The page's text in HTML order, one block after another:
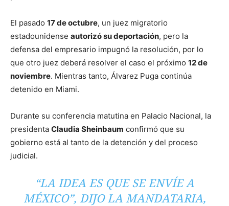
El pasado 17 de octubre, un juez migratorio
estadounidense autorizó su deportación, pero la
defensa del empresario impugnó la resolución, por lo
que otro juez deberá resolver el caso el próximo 12 de
noviembre. Mientras tanto, Álvarez Puga continúa
detenido en Miami.
Durante su conferencia matutina en Palacio Nacional, la
presidenta Claudia Sheinbaum confirmó que su
gobierno está al tanto de la detención y del proceso
judicial.
“LA IDEA ES QUE SE ENVÍE A
MÉXICO”, DIJO LA MANDATARIA,